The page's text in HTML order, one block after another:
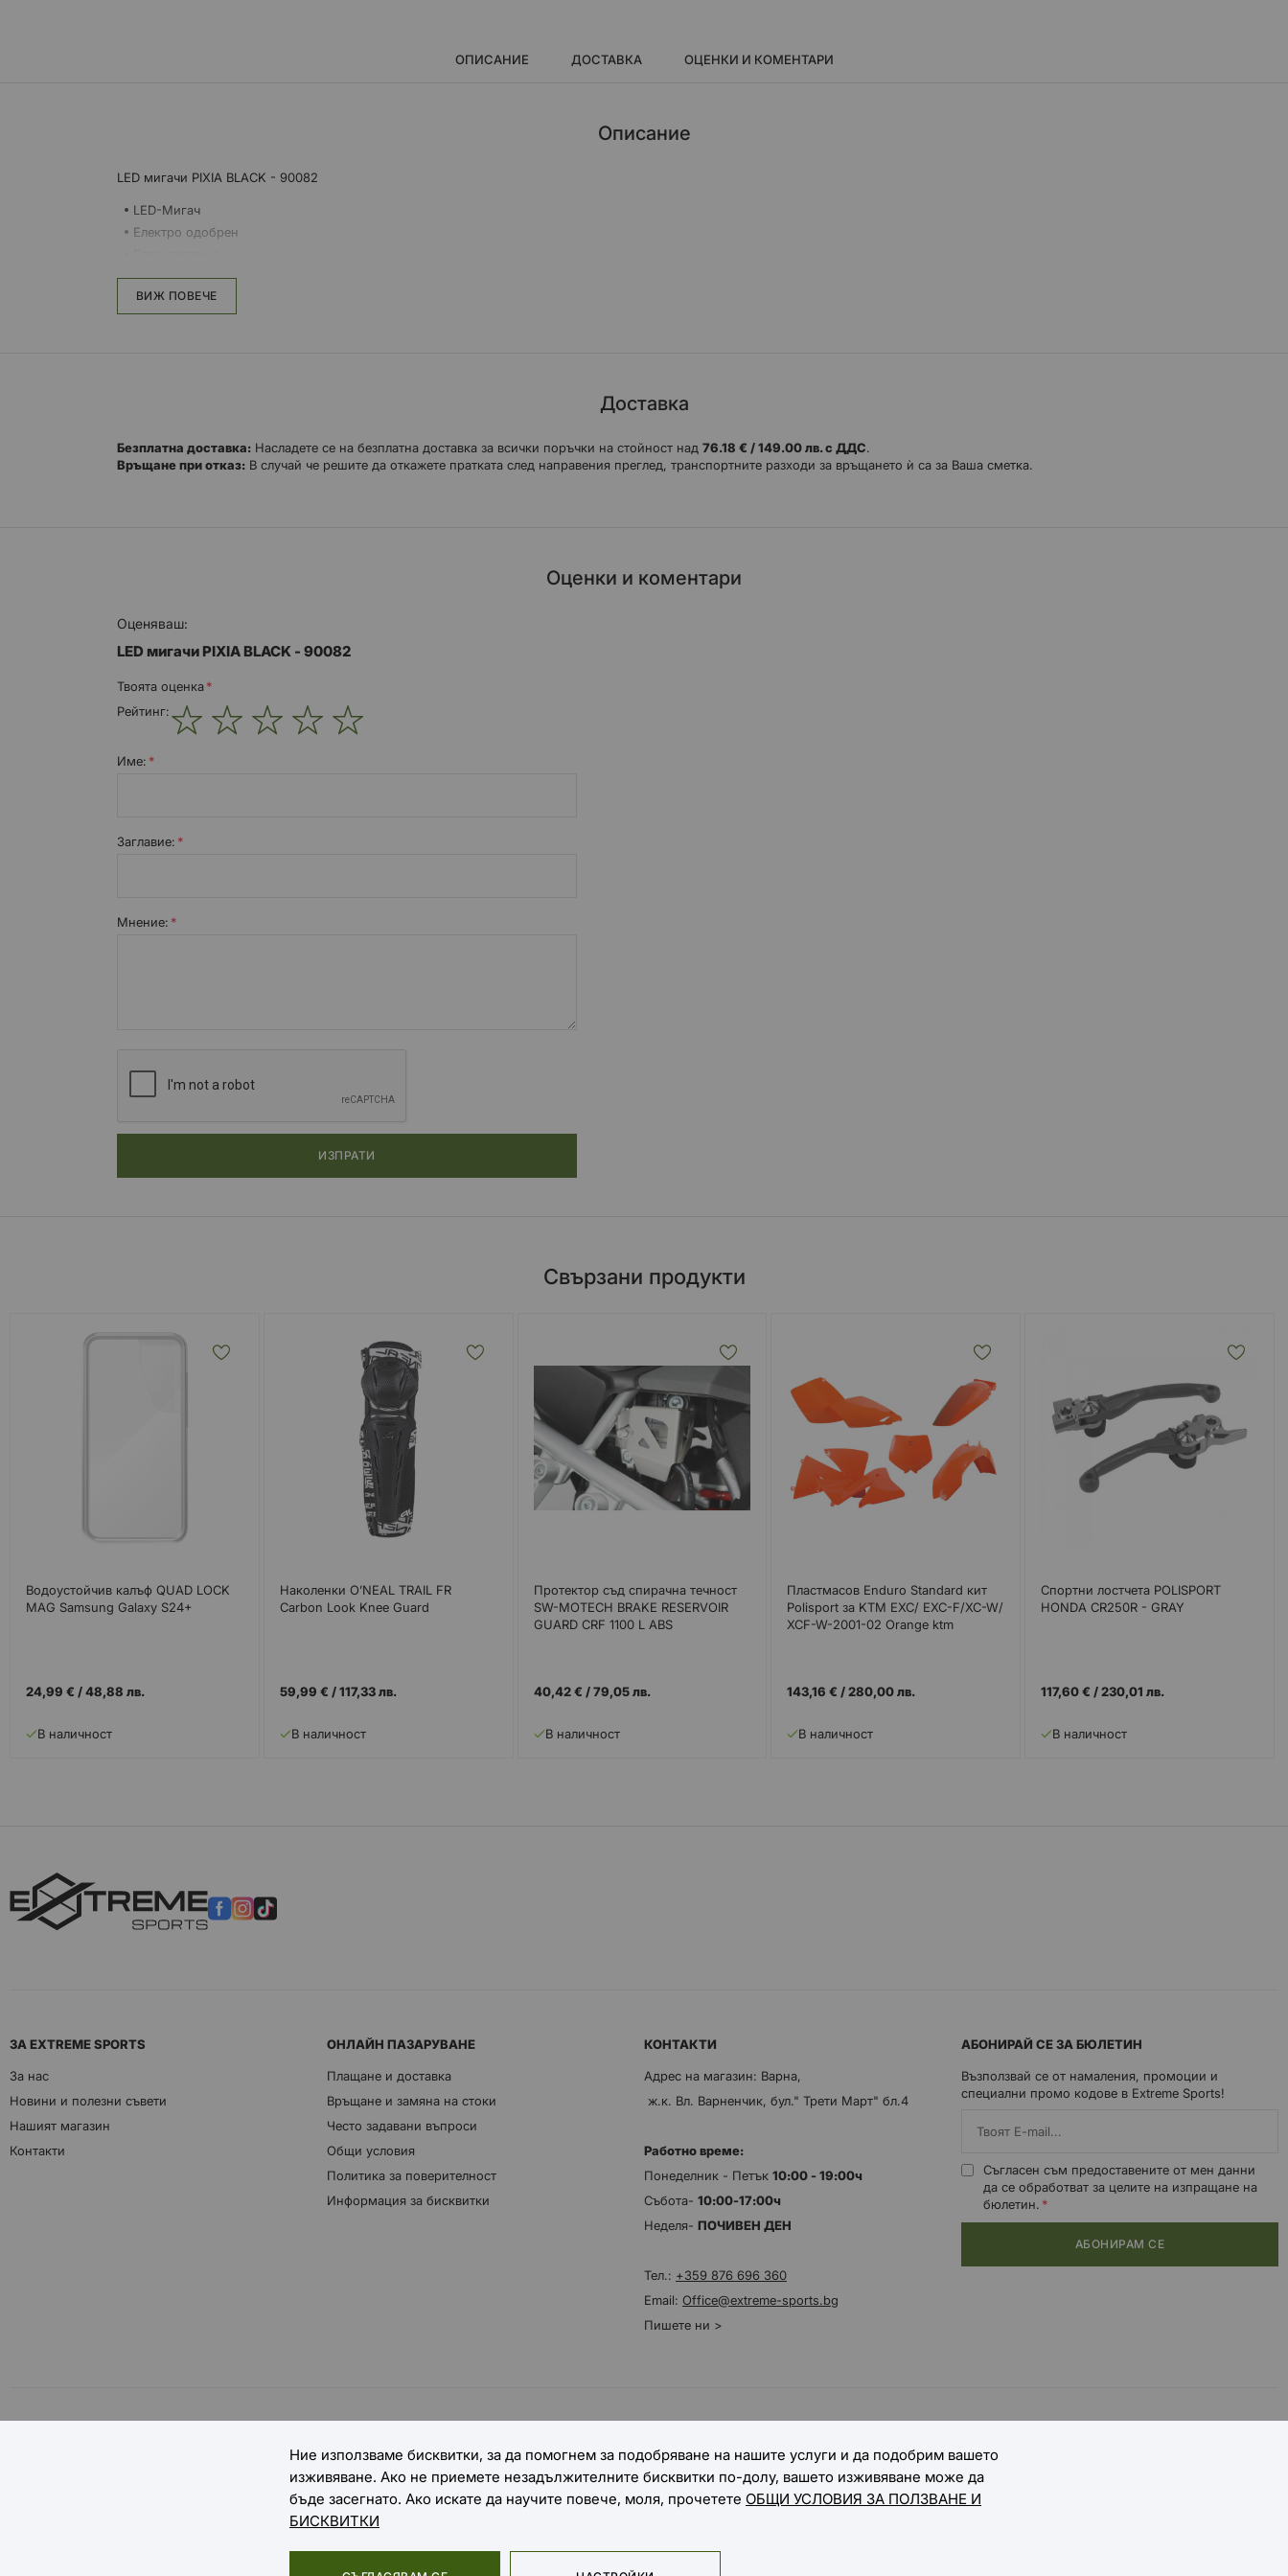
ОПИСАНИЕ ДОСТАВКА ОЦЕНКИ И КОМЕНТАРИ
Описание
LED мигачи PIXIA BLACK - 90082
LED-Мигач
Електро одобрен
12V – захранване
ВИЖ ПОВЕЧЕ
Доставка
Безплатна доставка: Насладете се на безплатна доставка за всички поръчки на стойност над 76.18 € / 149.00 лв. с ДДС.
Връщане при отказ: В случай че решите да откажете пратката след направения преглед, транспортните разходи за връщането ѝ са за Ваша сметка.
Оценки и коментари
Оценяваш:
LED мигачи PIXIA BLACK - 90082
Твоята оценка
Рейтинг:
Име:
Заглавиe:
Мнение:
ИЗПРАТИ
Свързани продукти
Водоустойчив калъф QUAD LOCK
MAG Samsung Galaxy S24+
24,99 € /48,88 лв.
В наличност
Наколенки O’NEAL TRAIL FR
Carbon Look Knee Guard
59,99 € /117,33 лв.
В наличност
Протектор съд спирачна течност
SW-MOTECH BRAKE RESERVOIR
GUARD CRF 1100 L ABS
40,42 € /79,05 лв.
В наличност
Пластмасов Enduro Standard кит
Polisport за KTM EXC/ EXC-F/XC-W/
XCF-W-2001-02 Orange ktm
143,16 € /280,00 лв.
В наличност
Спортни лостчета POLISPORT
HONDA CR250R - GRAY
117,60 € /230,01 лв.
В наличност
ЗА EXTREME SPORTS
За нас
Новини и полезни съвети
Нашият магазин
Контакти
ОНЛАЙН ПАЗАРУВАНЕ
Плащане и доставка
Връщане и замяна на стоки
Често задавани въпроси
Общи условия
Политика за поверителност
Информация за бисквитки
КОНТАКТИ
Адрес на магазин: Варна,
ж.к. Вл. Варненчик, бул." Трети Март" бл.4
Работно време:
Понеделник - Петък 10:00 - 19:00ч
Събота- 10:00-17:00ч
Неделя- ПОЧИВЕН ДЕН
Тел.: +359 876 696 360
Email: Office@extreme-sports.bg
Пишете ни >
АБОНИРАЙ СЕ ЗА БЮЛЕТИН
Възползвай се от намаления, промоции и
специални промо кодове в Extreme Sports!
Съгласен съм предоставените от мен данни
да се обработват за целите на изпращане на
бюлетин.
АБОНИРАМ СЕ
НАЧИНИ НА ДОСТАВКА
Ние използваме бисквитки, за да помогнем за подобряване на нашите услуги и да подобрим вашето
изживяване. Ако не приемете незадължителните бисквитки по-долу, вашето изживяване може да
бъде засегнато. Ако искате да научите повече, моля, прочетете ОБЩИ УСЛОВИЯ ЗА ПОЛЗВАНЕ И
БИСКВИТКИ